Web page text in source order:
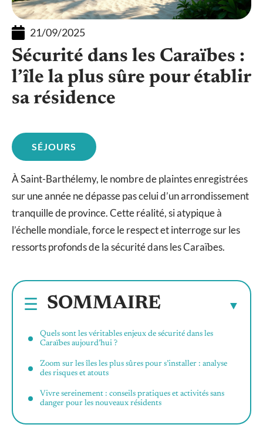
21/09/2025
Sécurité dans les Caraïbes :
l’île la plus sûre pour établir
sa résidence
SÉJOURS
À Saint-Barthélemy, le nombre de plaintes enregistrées
sur une année ne dépasse pas celui d’un arrondissement
tranquille de province. Cette réalité, si atypique à
l’échelle mondiale, force le respect et interroge sur les
ressorts profonds de la sécurité dans les Caraïbes.
SOMMAIRE
Quels sont les véritables enjeux de sécurité dans les
Caraïbes aujourd’hui ?
Zoom sur les îles les plus sûres pour s’installer : analyse
des risques et atouts
Vivre sereinement : conseils pratiques et activités sans
danger pour les nouveaux résidents